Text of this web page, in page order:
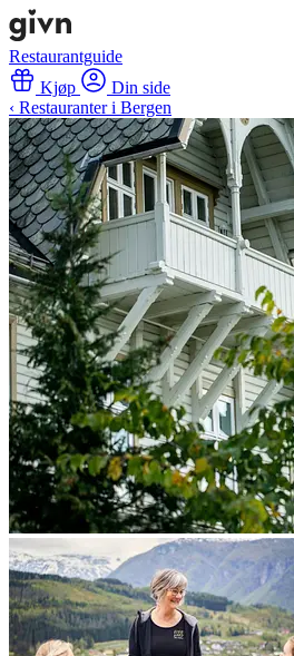
Restaurantguide
Kjøp
Din side
‹ Restauranter i Bergen